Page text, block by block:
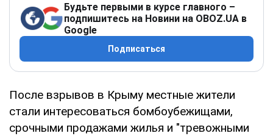
Будьте первыми в курсе главного –
подпишитесь на Новини на OBOZ.UA в
Google
Подписаться
После взрывов в Крыму местные жители
стали интересоваться бомбоубежищами,
срочными продажами жилья и "тревожными